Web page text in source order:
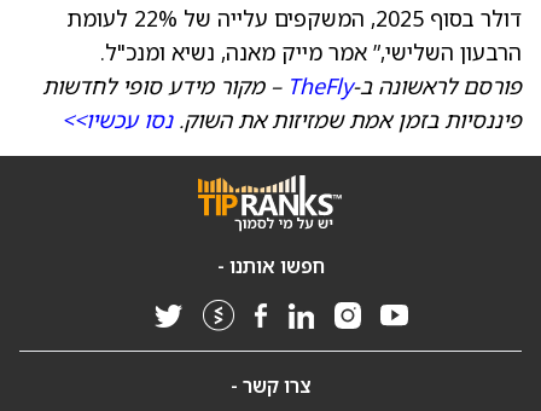
דולר בסוף 2025, המשקפים עלייה של 22% לעומת
הרבעון השלישי,” אמר מייק מאנה, נשיא ומנכ"ל.
פורסם לראשונה ב-TheFly – מקור מידע סופי לחדשות
פיננסיות בזמן אמת שמזיזות את השוק.נסו עכשיו>>
חפשו אותנו -
צרו קשר -